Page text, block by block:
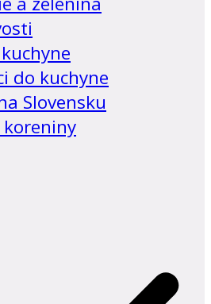
do kuchyne
Slovensku
koreniny